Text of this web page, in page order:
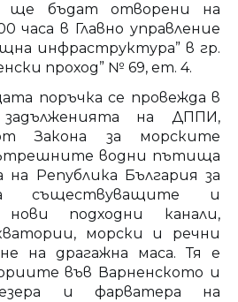
ще бъдат отворени на
часа в Главно управление
инфраструктура” в гр.
проход” № 69, ет. 4.
се провежда в
на ДППИ,
Закона за морските
водни пътища
Република България за
съществуващите и
подходни канали,
морски и речни
на драгажна маса. Тя е
във Варненското и
езера и фарватера на